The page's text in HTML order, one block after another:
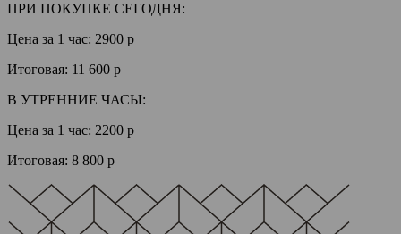
ПРИ ПОКУПКЕ СЕГОДНЯ:
Цена за 1 час: 2900 р
Итоговая: 11 600 р
В УТРЕННИЕ ЧАСЫ:
Цена за 1 час: 2200 р
Итоговая: 8 800 р